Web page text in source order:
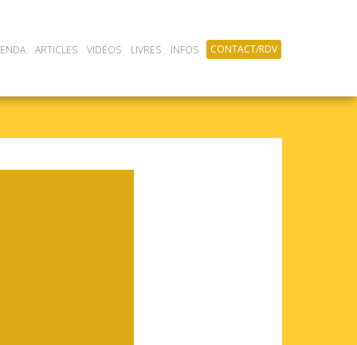
ARTICLES VIDÉOS LIVRES INFOS CONTACT/RDV